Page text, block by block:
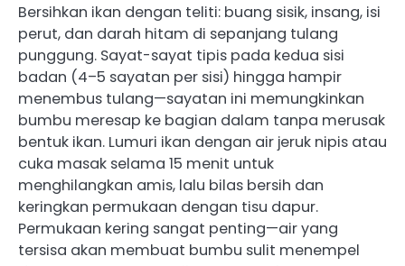
Bersihkan ikan dengan teliti: buang sisik, insang, isi
perut, dan darah hitam di sepanjang tulang
punggung. Sayat-sayat tipis pada kedua sisi
badan (4–5 sayatan per sisi) hingga hampir
menembus tulang—sayatan ini memungkinkan
bumbu meresap ke bagian dalam tanpa merusak
bentuk ikan. Lumuri ikan dengan air jeruk nipis atau
cuka masak selama 15 menit untuk
menghilangkan amis, lalu bilas bersih dan
keringkan permukaan dengan tisu dapur.
Permukaan kering sangat penting—air yang
tersisa akan membuat bumbu sulit menempel